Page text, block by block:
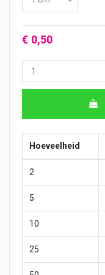
€ 0,50
Hoeveelheid
2
5
10
25